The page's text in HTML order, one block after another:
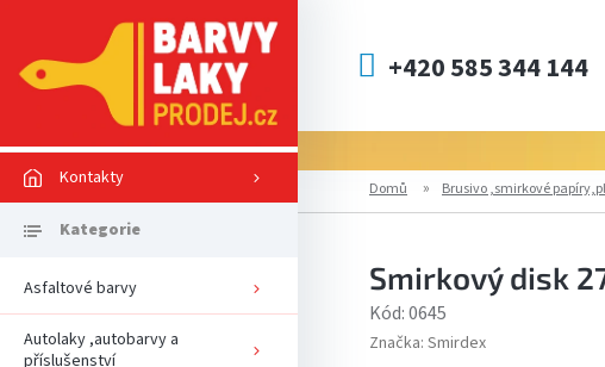
+420 585 344 144
Kontakty
Asfaltové barvy
Autolaky ,autobarvy a
příslušenství
Domů Brusivo ,smirkové
Smirkový disk
Kód:0645
Značka: Smirdex